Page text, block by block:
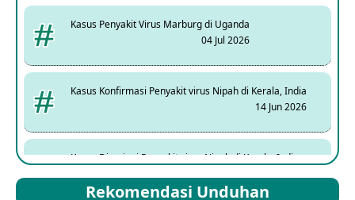
Kasus Penyakit Virus Marburg di Uganda
04 Jul 2026
Kasus Konfirmasi Penyakit virus Nipah di Kerala, India
14 Jun 2026
Kasus Dicurigai Penyakit virus Nipah di Kerala, India
Rekomendasi Unduhan